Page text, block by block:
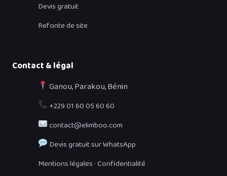
Devis gratuit
Refonte de site
Contact & légal
Ganou, Parakou, Bénin
+229 01 60 05 60 60
contact@elimboo.com
Devis gratuit sur WhatsApp
Mentions légales·Confidentialité